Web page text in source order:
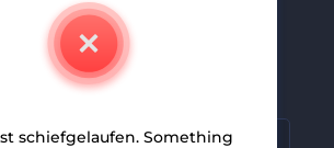
den Ersten, die unsere
und Angebote
schiefgelaufen. Something